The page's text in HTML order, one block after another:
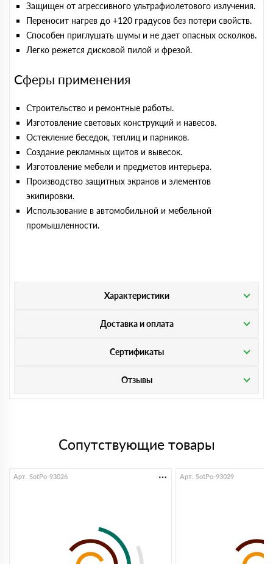
Защищен от агрессивного ультрафиолетового излучения.
Переносит нагрев до +120 градусов без потери свойств.
Способен приглушать шумы и не дает опасных осколков.
Легко режется дисковой пилой и фрезой.
Сферы применения
Строительство и ремонтные работы.
Изготовление световых конструкций и навесов.
Остекление беседок, теплиц и парников.
Создание рекламных щитов и вывесок.
Изготовление мебели и предметов интерьера.
Производство защитных экранов и элементов
экипировки.
Использование в автомобильной и мебельной
промышленности.
Характеристики
Доставка и оплата
Сертификаты
Отзывы
Сопутствующие товары
Арт. SotPo-93026 Арт. SotPo-93029